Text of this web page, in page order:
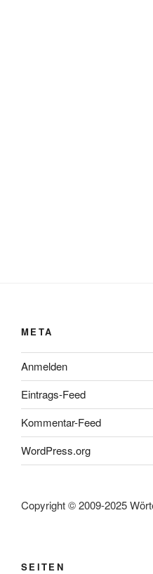
META
Anmelden
Eintrags-Feed
Kommentar-Feed
WordPress.org
Copyright © 2009-2025
SEITEN